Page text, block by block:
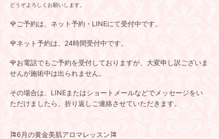
どうぞよろしくお願いします。
🌹ご予約は、ネット予約・LINEにて受付中です。
🌹ネット予約は、24時間受付中です。
🌹お電話でもご予約を受付しておりますが、大変申し訳ございま
せんが施術中は出られません。
その場合は、LINEまたはショートメールなどでメッセージをい
ただけましたら、折り返しご連絡させていただきます。
🎏6月の黄金美肌アロマレッスン🎏